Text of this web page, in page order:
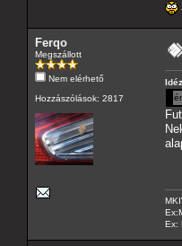
Ferqo
Megszállott
Nem elérhető
Hozzászólások: 2817
Ex: